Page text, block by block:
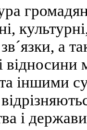
зв´язки, а
відносини
іншими
і